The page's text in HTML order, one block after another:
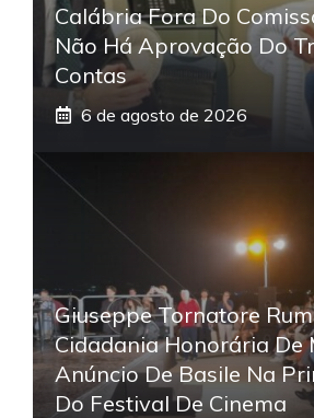
Calábria Fora Do
Não Há Aprovação Do
Contas
6 de agosto de 2026
Giuseppe Tornatore
Cidadania Honorária De
Anúncio De Basile Na
Do Festival De Cinema